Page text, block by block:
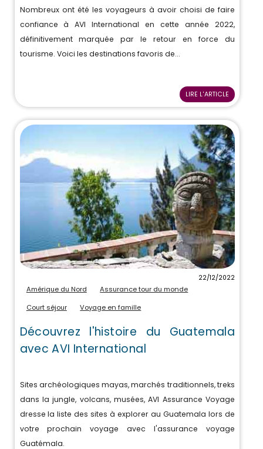
Nombreux ont été les voyageurs à avoir choisi de faire
confiance à AVI International en cette année 2022,
définitivement marquée par le retour en force du
tourisme. Voici les destinations favoris de...
LIRE L'ARTICLE
22/12/2022
Amérique du Nord
Assurance tour du monde
Court séjour
Voyage en famille
Découvrez l'histoire du Guatemala
avec AVI International
Sites archéologiques mayas, marchés traditionnels, treks
dans la jungle, volcans, musées, AVI Assurance Voyage
dresse la liste des sites à explorer au Guatemala lors de
votre prochain voyage avec l'assurance voyage
Guatémala.